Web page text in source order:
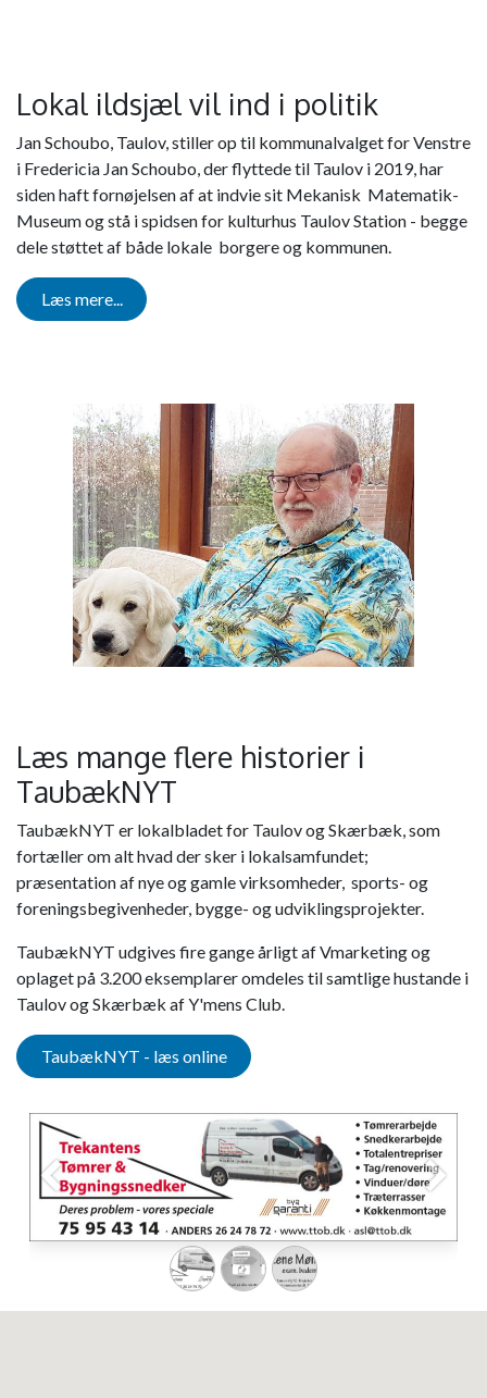
Lokal ildsjæl vil ind i politik
Jan Schoubo, Taulov, stiller op til kommunalvalget for Venstre
i Fredericia Jan Schoubo, der flyttede til Taulov i 2019, har
siden haft fornøjelsen af at indvie sit Mekanisk Matematik-
Museum og stå i spidsen for kulturhus Taulov Station - begge
dele støttet af både lokale borgere og kommunen.
Læs mere...
Læs mange flere historier i
TaubækNYT
TaubækNYT er lokalbladet for Taulov og Skærbæk, som
fortæller om alt hvad der sker i lokalsamfundet;
præsentation af nye og gamle virksomheder, sports- og
foreningsbegivenheder, bygge- og udviklingsprojekter.
TaubækNYT udgives fire gange årligt af Vmarketing og
oplaget på 3.200 eksemplarer omdeles til samtlige hustande i
Taulov og Skærbæk af Y'mens Club.
TaubækNYT - læs online
Forrige Næste